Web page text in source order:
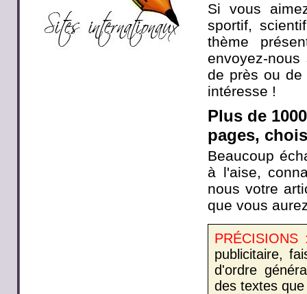
Si vous
sportif,
thème
envoyez-
de près ou de
intéresse !
Plus de
pages,
Beaucoup
à l'aise,
nous votre
que vous
PRÉCISIONS
publicitaire,
d'ordre
des textes